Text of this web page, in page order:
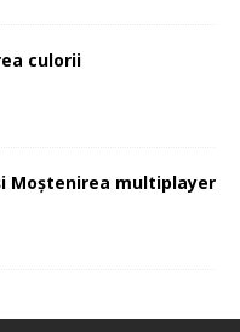
culorii
Moştenirea multiplayer